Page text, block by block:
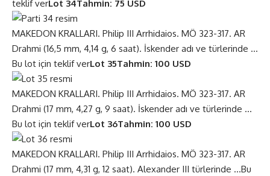
teklif verLot 34Tahmin: 75 USD
MAKEDON KRALLARI. Philip III Arrhidaios. MÖ 323-317. AR
Drahmi (16,5 mm, 4,14 g, 6 saat). İskender adı ve türlerinde …
Bu lot için teklif verLot 35Tahmin: 100 USD
MAKEDON KRALLARI. Philip III Arrhidaios. MÖ 323-317. AR
Drahmi (17 mm, 4,27 g, 9 saat). İskender adı ve türlerinde …
Bu lot için teklif verLot 36Tahmin: 100 USD
MAKEDON KRALLARI. Philip III Arrhidaios. MÖ 323-317. AR
Drahmi (17 mm, 4,31 g, 12 saat). Alexander III türlerinde …Bu